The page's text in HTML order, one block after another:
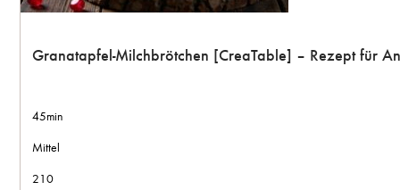
Granatapfel-Milchbrötchen [CreaTable] – Rezept für
45min
Mittel
210